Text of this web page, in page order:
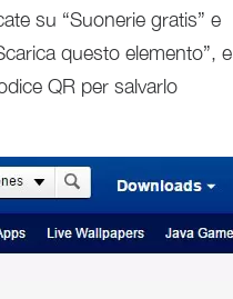
su “Suonerie gratis” e
questo elemento”, e
QR per salvarlo